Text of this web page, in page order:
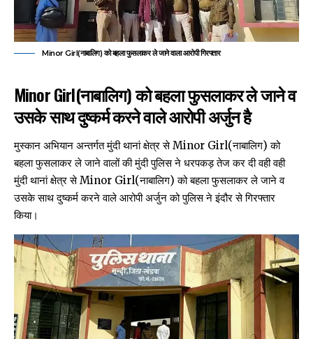
Minor Girl(नाबालिग) को बहला फुसलाकर ले जाने वाला आरोपी गिरफ्तार
Minor Girl(नाबालिग) को बहला फुसलाकर ले जाने व
उसके साथ दुष्कर्म करने वाले आरोपी अर्जुन है
मुस्कान अभियान अन्तर्गत मुंदी थानां क्षेत्र से Minor Girl(नाबालिग) को
बहला फुसलाकर ले जाने वालों की मुंदी पुलिस ने धरपकड़ तेज कर दी वही वही
मुंदी थानां क्षेत्र से Minor Girl(नाबालिग) को बहला फुसलाकर ले जाने व
उसके साथ दुष्कर्म करने वाले आरोपी अर्जुन को पुलिस ने इंदौर से गिरफ्तार
किया।